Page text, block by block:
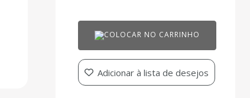
COLOCAR NO CARRINHO
Adicionar à lista de desejos